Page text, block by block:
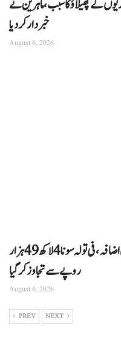
کے پھیلاؤ کا سبب، ماہرین نے
خبردار کر دیا
August 6, 2026
سونے کی قیمت میں ایک بار پھر نمایاں اضافہ، فی تولہ سونا 4 لاکھ 49 ہزار
روپے سے تجاوز کرگیا
August 6, 2026
PREV NEXT